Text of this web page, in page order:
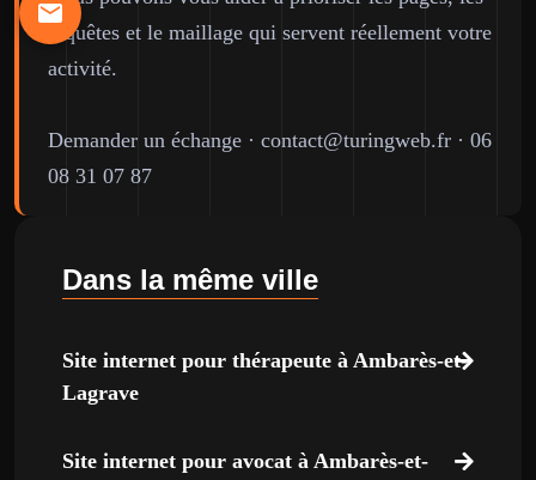
requêtes et le maillage qui servent réellement votre
activité.
Demander un échange · contact@turingweb.fr · 06
08 31 07 87
Dans la même ville
Site internet pour thérapeute à Ambarès-et-
Lagrave
Site internet pour avocat à Ambarès-et-